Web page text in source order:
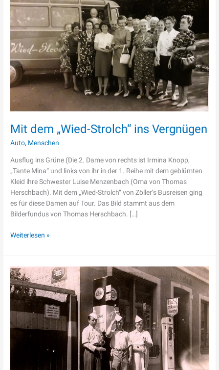
Mit dem „Wied-Strolch“ ins Vergnügen
Auto, Menschen
Ausflug ins Grüne (Die 2. Dame von rechts ist Irmina Knopp,
„Tante Mina“ und links von ihr in der 1. Reihe mit dem geblümten
Kleid ihre Schwester Luise Menzenbach (Oma von Thomas
Herschbach). Mit dem „Wied-Strolch“ von Zöller’s Busreisen ging
es für diese Damen auf Tour. Das Bild stammt aus dem
Bilderfundus von Thomas Herschbach. […]
Strolch“
ins
Vergnügen
Weiterlesen »
Einmal
vollmachen
bitte!